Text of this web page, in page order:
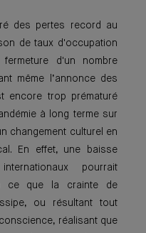
des pertes record au
de taux d'occupation
d'un nombre
même l’annonce des
encore trop prématuré
à long terme sur
changement culturel en
En effet, une baisse
pourrait
ce que la crainte de
ou résultant tout
réalisant que